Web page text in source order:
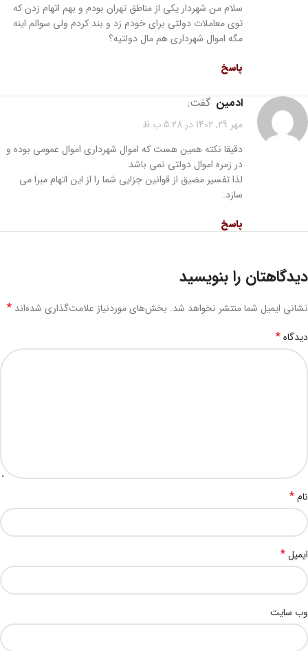
سلام من شهردار یکی از مناطق تهران بودم و بهم اتهام زدن که
توی معاملات دولتی برای خودم زد و بند کردم ولی سوالم اینه
مگه اموال شهرداری هم مال دولتیه؟
پاسخ
ادمین گفت:
مهر 29, 1402 در 5:28 ب.ظ
دقیقا نکته همین هست که اموال شهرداری اموال عمومی بوده و
در زمره اموال دولتی نمی باشد
لذا تفسیر مضیق از قوانین جزایی شما را از این اتهام مبرا می
سازد.
پاسخ
دیدگاهتان را بنویسید
نشانی ایمیل شما منتشر نخواهد شد. بخش‌های موردنیاز علامت‌گذاری شده‌اند *
دیدگاه*
نام*
ایمیل*
وب‌ سایت